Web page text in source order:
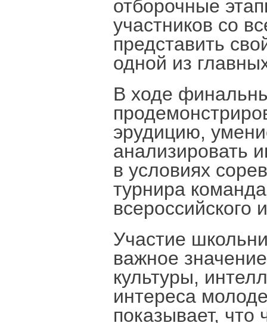
отборочные
участников со
представить
одной из
В ходе
эрудицию,
анализировать
в условиях
турнира
всероссийского
Участие
важное
культуры,
интереса
показывает, что